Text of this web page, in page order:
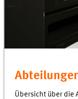
Übersicht über die